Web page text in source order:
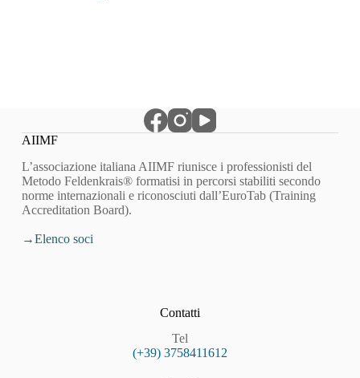
AIIMF
L’associazione italiana AIIMF riunisce i professionisti del
Metodo Feldenkrais® formatisi in percorsi stabiliti secondo
norme internazionali e riconosciuti dall’EuroTab (Training
Accreditation Board).
Elenco soci
Contatti
Tel
(+39) 3758411612